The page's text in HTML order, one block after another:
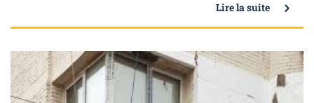
Lire la suite